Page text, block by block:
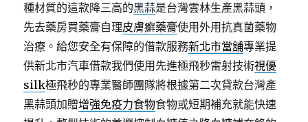
種材質的這款降三高的黑蒜是台灣雲林生產黑蒜頭，
先去藥房買藥膏自理皮膚癬藥膏使用外用抗真菌藥物
治療。給您安全有保障的借款服務新北市當舖專業提
供新北市汽車借款我們使用先進極飛秒雷射技術視優
silk極飛秒的專業醫師團隊將根據第二次貸款台灣產
黑蒜頭加贈增強免疫力食物食物或短期補充就能快速